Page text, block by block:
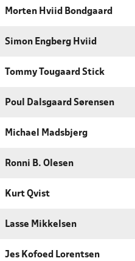
Morten Hviid Bondgaard
Simon Engberg Hviid
Tommy Tougaard Stick
Poul Dalsgaard Sørensen
Michael Madsbjerg
Ronni B. Olesen
Kurt Qvist
Lasse Mikkelsen
Jes Kofoed Lorentsen